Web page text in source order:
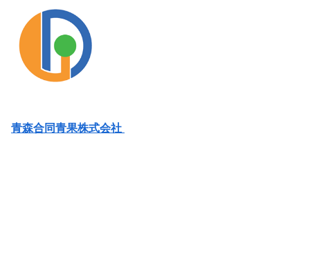
青森合同青果株式会社